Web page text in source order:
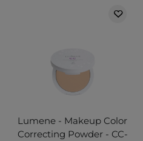
Lumene - Makeup Color
Correcting Powder - CC-